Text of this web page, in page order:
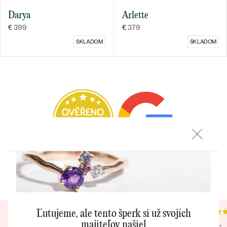
Bestsellery
DRUH:
Zafír
POČET:
ROZMERY:
1.4 mm
Prírodný
Darya
€ 399
SKLADOM
Arlette
€ 379
SKLADOM
Heuréka recenzie
4.9
Google recenzie
4.9
Ľutujeme, ale tento šperk si už svojích